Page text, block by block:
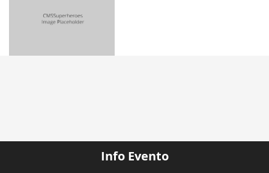
Info Evento